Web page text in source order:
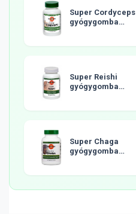
Super Cordyceps
gyógygomba
Super Reishi
gyógygomba
Super Chaga
gyógygomba